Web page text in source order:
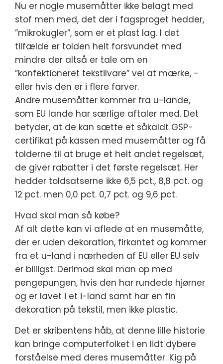
Nu er nogle musemåtter ikke belagt med
stof men med, det der i fagsproget hedder,
”mikrokugler”, som er et plast lag. I det
tilfælde er tolden helt forsvundet med
mindre der altså er tale om en
”konfektioneret tekstilvare” vel at mærke, -
eller hvis den er i flere farver.
Andre musemåtter kommer fra u-lande,
som EU lande har særlige aftaler med. Det
betyder, at de kan sætte et såkaldt GSP-
certifikat på kassen med musemåtter og få
tolderne til at bruge et helt andet regelsæt,
de giver rabatter i det første regelsæt. Her
hedder toldsatserne ikke 6,5 pct., 8,8 pct. og
12 pct. men 0,0 pct. 0,7 pct. og 9,6 pct.
Hvad skal man så købe?
Af alt dette kan vi aflede at en musemåtte,
der er uden dekoration, firkantet og kommer
fra et u-land i nærheden af EU eller EU selv
er billigst. Derimod skal man op med
pengepungen, hvis den har rundede hjørner
og er lavet i et i-land samt har en fin
dekoration på tekstil, men ikke plastic.
Det er skribentens håb, at denne lille historie
kan bringe computerfolket i en lidt dybere
forståelse med deres musemåtter. Kig på